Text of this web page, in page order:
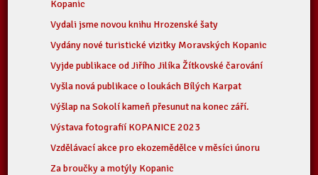
Kopanic
Vydali jsme novou knihu Hrozenské šaty
Vydány nové turistické vizitky Moravských Kopanic
Vyjde publikace od Jiřího Jilíka Žítkovské čarování
Vyšla nová publikace o loukách Bílých Karpat
Výšlap na Sokolí kameň přesunut na konec září.
Výstava fotografií KOPANICE 2023
Vzdělávací akce pro ekozemědělce v měsíci únoru
Za broučky a motýly Kopanic